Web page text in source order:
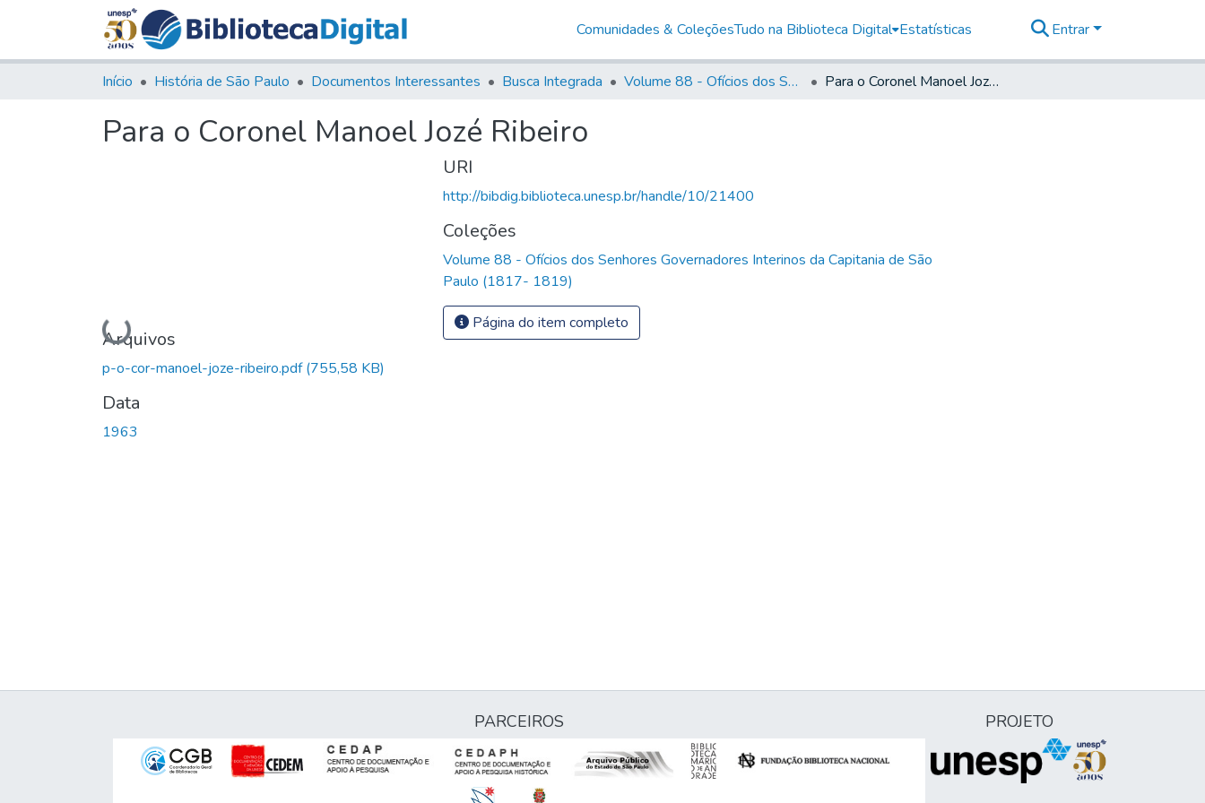
Comunidades & ColeçõesTudo na Biblioteca Digital Estatísticas Entrar
Início História de São Paulo Documentos Interessantes Busca Integrada Volume 88 - Ofícios dos Senhores Governadores Interinos da Capitania de São Paulo (1817- 1819) Para o Coronel Manoel Jozé Ribeiro
Para o Coronel Manoel Jozé Ribeiro
Carregando...
Arquivos
p-o-cor-manoel-joze-ribeiro.pdf(755,58 KB)
Data
1963
URI
http://bibdig.biblioteca.unesp.br/handle/10/21400
Coleções
Volume 88 - Ofícios dos Senhores Governadores Interinos da Capitania de São
Paulo (1817- 1819)
Página do item completo
PARCEIROS PROJETO